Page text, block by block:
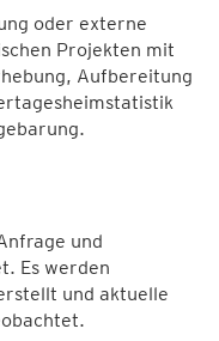
oder externe
Projekten mit
Aufbereitung
und
Es werden
und aktuelle